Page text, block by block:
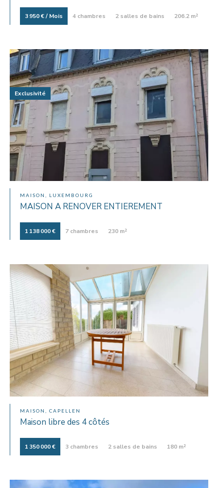
3 950 € / Mois 4 chambres 2 salles de bains 206.2 m²
MAISON, LUXEMBOURG
MAISON A RENOVER ENTIEREMENT
1 138 000 € 7 chambres 230 m²
Exclusivité
MAISON, CAPELLEN
Maison libre des 4 côtés
1 350 000 € 3 chambres 2 salles de bains 180 m²